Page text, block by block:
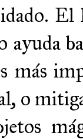
ayuda
más
o